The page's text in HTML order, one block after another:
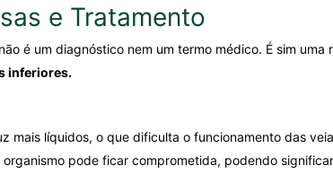
e Tratamento
é um diagnóstico nem um termo médico. É sim uma
inferiores.
mais líquidos, o que dificulta o funcionamento das
pode ficar comprometida, podendo